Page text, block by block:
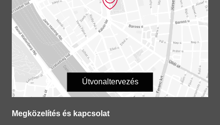
Útvonaltervezés
Megközelítés és kapcsolat